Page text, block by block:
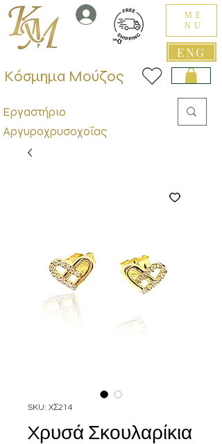
ENG
ME
NU
Εργαστήριο
Αργυροχρυσοχοΐας
Κόσμημα Μούζος
SKU: XΣ214
Xρυσά Σκουλαρίκια